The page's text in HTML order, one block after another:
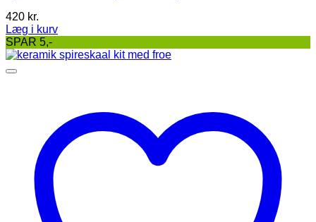
420 kr.
Læg i kurv
Dette
vare
har
varesiden
SPAR 5,-